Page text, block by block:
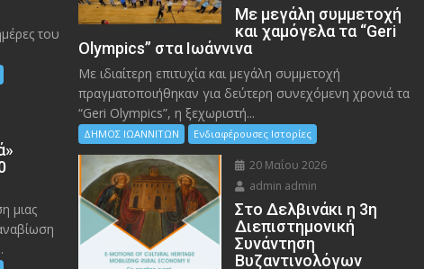
του
μιας
Με μεγάλη συμμετοχή
και χαμόγελα τα “Geri
Olympics” στα Ιωάννινα
Με ιδιαίτερη επιτυχία και μεγάλη συμμετοχή
πραγματοποιήθηκαν για δεύτερη συνεχόμενη χρονιά τα
“Geri Olympics”, η ξεχωριστή...
ΔΗΜΟΣ ΙΩΑΝΝΙΤΩΝ Ενδιαφέρουσες Ιστορίες
20 Μαΐου 2026
admin admin
Στο Δελβινάκι η 3η
Διεπιστημονική
Συνάντηση
Βυζαντινολόγων